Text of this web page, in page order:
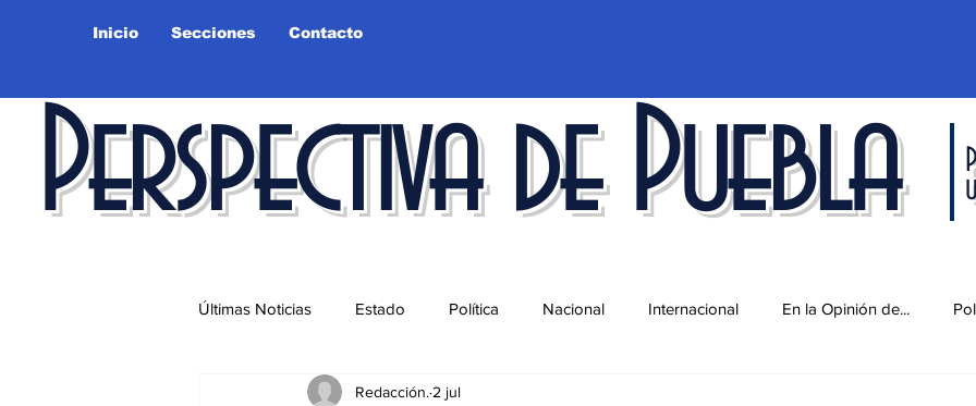
Inicio Secciones Contacto
Perspectiva de Puebla
Últimas Noticias Estado Política Nacional Internacional En la Opinión de...
Educación Ciudad Salud
Redacción. 2 jul